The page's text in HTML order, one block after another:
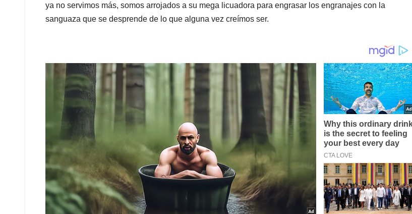
ya no servimos más, somos arrojados a su mega licuadora para engrasar los engranajes con la
sanguaza que se desprende de lo que alguna vez creímos ser.